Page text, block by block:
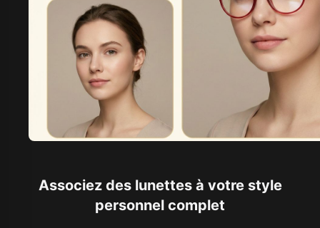
Associez des lunettes à votre style
personnel complet